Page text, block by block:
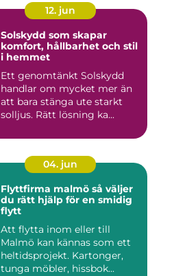
12. jun
Solskydd som skapar
komfort, hållbarhet och stil
i hemmet
Ett genomtänkt Solskydd
handlar om mycket mer än
att bara stänga ute starkt
solljus. Rätt lösning ka...
04. jun
Flyttfirma malmö så väljer
du rätt hjälp för en smidig
flytt
Att flytta inom eller till
Malmö kan kännas som ett
heltidsprojekt. Kartonger,
tunga möbler, hissbok...